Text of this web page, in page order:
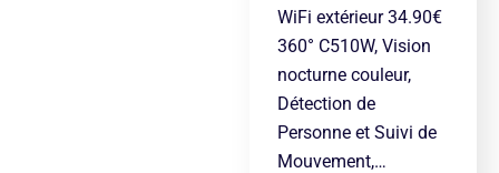
WiFi extérieur 34.90€
360° C510W, Vision
nocturne couleur,
Détection de
Personne et Suivi de
Mouvement,…